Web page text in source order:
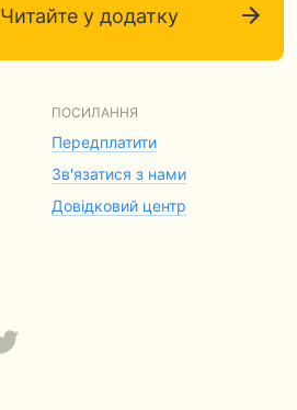
Читайте у додатку
ПОСИЛАННЯ
Передплатити
Зв'язатися з нами
Довідковий центр